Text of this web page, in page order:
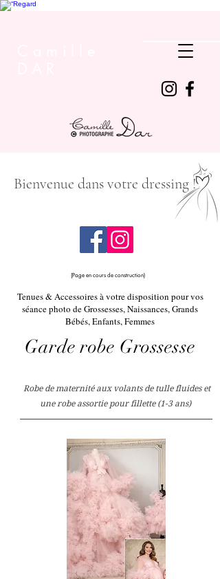
Bienvenue dans votre dressing !
(Page en cours de construction)
Tenues & Accessoires à votre disposition pour vos
séance photo de Grossesses, Naissances, Grands
Bébés, Enfants, Femmes
Garde robe Grossesse
Robe de maternité aux volants de tulle fluides et
une robe assortie pour fillette (1-3 ans)